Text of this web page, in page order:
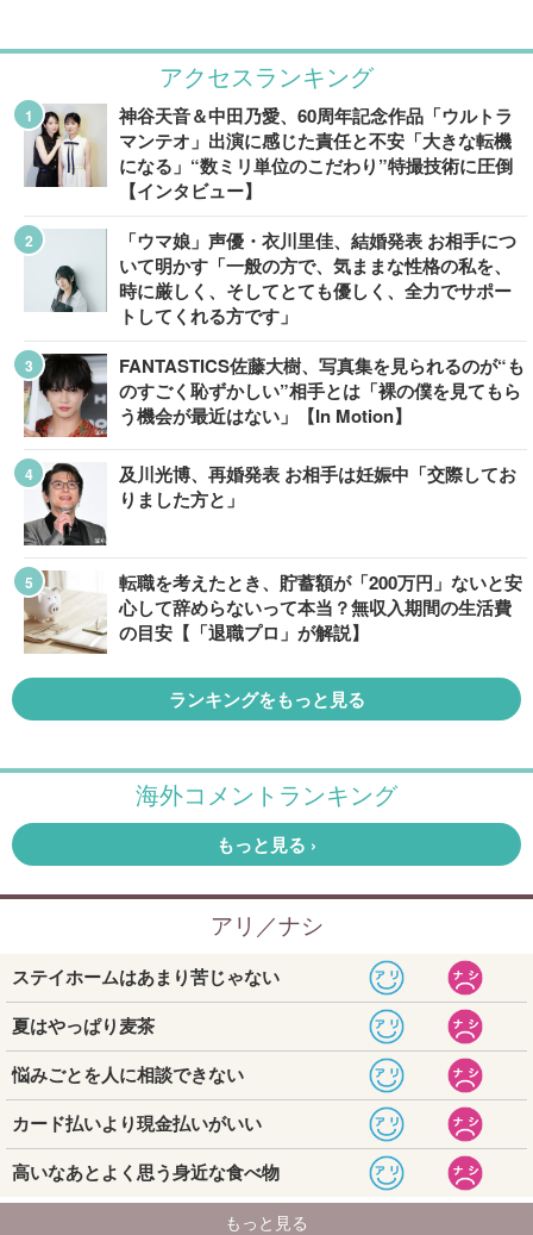
アクセスランキング
神谷天音＆中田乃愛、60周年記念作品「ウルトラ
マンテオ」出演に感じた責任と不安「大きな転機
になる」“数ミリ単位のこだわり”特撮技術に圧倒
【インタビュー】
「ウマ娘」声優・衣川里佳、結婚発表 お相手につ
いて明かす「一般の方で、気ままな性格の私を、
時に厳しく、そしてとても優しく、全力でサポー
トしてくれる方です」
FANTASTICS佐藤大樹、写真集を見られるのが“も
のすごく恥ずかしい”相手とは「裸の僕を見てもら
う機会が最近はない」【In Motion】
及川光博、再婚発表 お相手は妊娠中「交際してお
りました方と」
転職を考えたとき、貯蓄額が「200万円」ないと安
心して辞めらないって本当？無収入期間の生活費
の目安【「退職プロ」が解説】
ランキングをもっと見る